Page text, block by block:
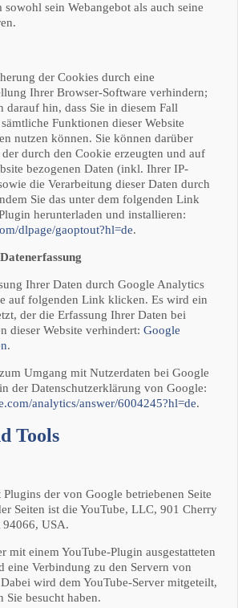
sein Webangebot als auch seine
der Cookies durch eine
Ihrer Browser-Software verhindern;
darauf hin, dass Sie in diesem Fall
Funktionen dieser Website
nutzen können. Sie können darüber
durch den Cookie erzeugten und auf
bezogenen Daten (inkl. Ihrer IP-
die Verarbeitung dieser Daten durch
Sie das unter dem folgenden Link
herunterladen und installieren:
dlpage/gaoptout?hl=de.
Ihrer Daten durch Google Analytics
auf folgenden Link klicken. Es wird ein
der die Erfassung Ihrer Daten bei
dieser Website verhindert: Google
.
Umgang mit Nutzerdaten bei Google
der Datenschutzerklärung von Google:
analytics/answer/6004245?hl=de.
Tools
Plugins der von Google betriebenen Seite
Seiten ist die YouTube, LLC, 901 Cherry
94066, USA.
mit einem YouTube-Plugin ausgestatteten
eine Verbindung zu den Servern von
wird dem YouTube-Server mitgeteilt,
Sie besucht haben.